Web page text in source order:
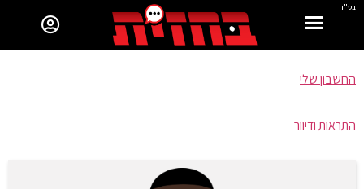
בס"ד
החשבון שלי
התראות ודיוור